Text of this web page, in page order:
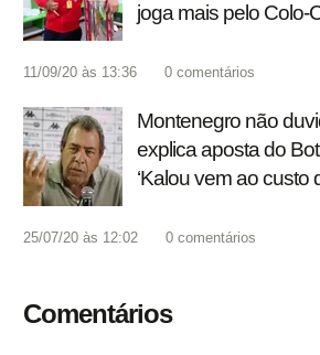
joga mais pelo Colo-
11/09/20 às 13:36 0 comentários
Montenegro não
explica aposta do
‘Kalou vem ao custo
25/07/20 às 12:02 0 comentários
Comentários